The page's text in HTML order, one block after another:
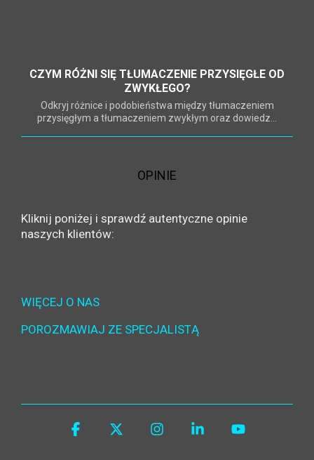
CZYM RÓŻNI SIĘ TŁUMACZENIE PRZYSIĘGŁE OD
ZWYKŁEGO?
Odkryj różnice i podobieństwa między tłumaczeniem
przysięgłym a tłumaczeniem zwykłym oraz dowiedz...
OPINIE
Kliknij poniżej i sprawdź autentyczne opinie
naszych klientów:
WIĘCEJ O NAS
POROZMAWIAJ ZE SPECJALISTĄ
Facebook InstagramLinkedin